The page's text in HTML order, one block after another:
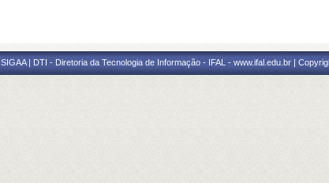
SIGAA | DTI - Diretoria da Tecnologia de Informação - IFAL - www.ifal.edu.br |